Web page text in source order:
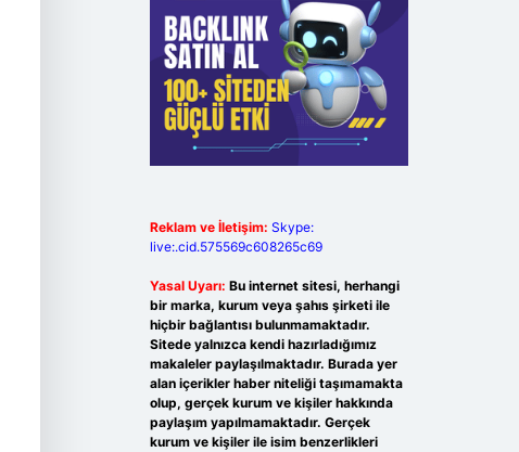
Reklam ve İletişim: Skype:
live:.cid.575569c608265c69
Yasal Uyarı: Bu internet sitesi, herhangi
bir marka, kurum veya şahıs şirketi ile
hiçbir bağlantısı bulunmamaktadır.
Sitede yalnızca kendi hazırladığımız
makaleler paylaşılmaktadır. Burada yer
alan içerikler haber niteliği taşımamakta
olup, gerçek kurum ve kişiler hakkında
paylaşım yapılmamaktadır. Gerçek
kurum ve kişiler ile isim benzerlikleri